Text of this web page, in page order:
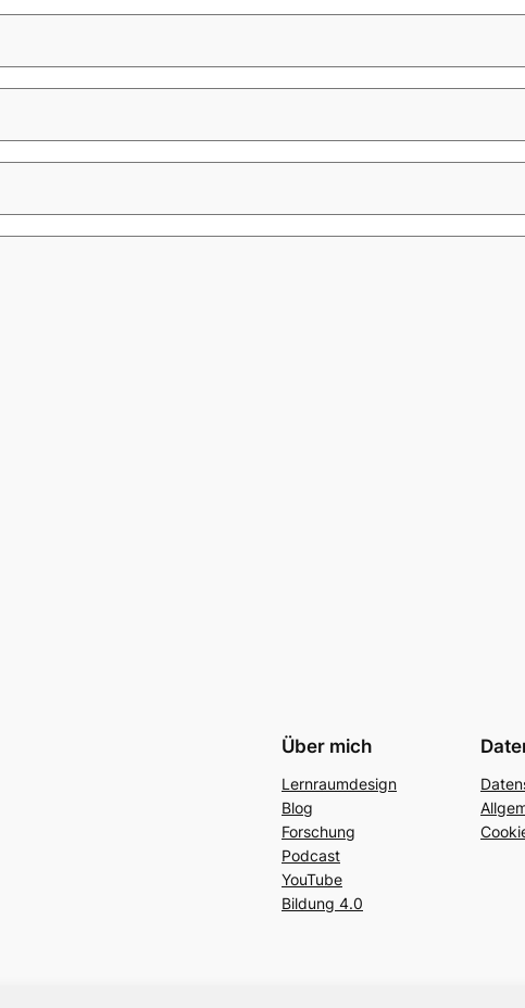
Über mich
Lernraumdesign
Blog
Forschung
Podcast
YouTube
Bildung 4.0